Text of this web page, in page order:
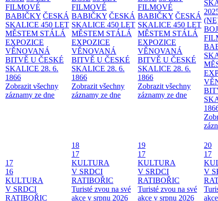
FILMOVÉ
BABIČKY ČESKÁ
SKALICE 450 LET
MĚSTEM STÁLÁ
EXPOZICE
VĚNOVANÁ
BITVĚ U ČESKÉ
SKALICE 28. 6.
1866
Zobrazit všechny
záznamy ze dne
FILMOVÉ
BABIČKY ČESKÁ
SKALICE 450 LET
MĚSTEM STÁLÁ
EXPOZICE
VĚNOVANÁ
BITVĚ U ČESKÉ
SKALICE 28. 6.
1866
Zobrazit všechny
záznamy ze dne
FILMOVÉ
BABIČKY ČESKÁ
SKALICE 450 LET
MĚSTEM STÁLÁ
EXPOZICE
VĚNOVANÁ
BITVĚ U ČESKÉ
SKALICE 28. 6.
1866
Zobrazit všechny
záznamy ze dne
17
16
KULTURA
V SRDCI
RATIBOŘIC
18
17
KULTURA
V SRDCI
RATIBOŘIC
Turisté zvou na své
akce v srpnu 2026
19
17
KULTURA
V SRDCI
RATIBOŘIC
Turisté zvou na své
akce v srpnu 2026
20
17
V